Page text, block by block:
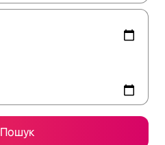
Пошук